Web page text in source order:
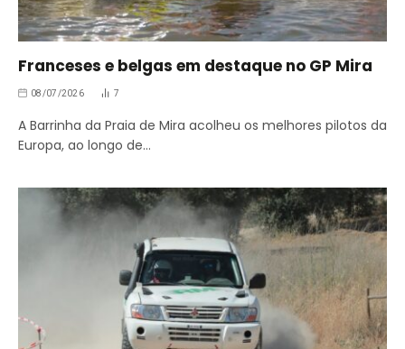
Franceses e belgas em destaque no GP Mira
08/07/2026 7
A Barrinha da Praia de Mira acolheu os melhores pilotos da
Europa, ao longo de…